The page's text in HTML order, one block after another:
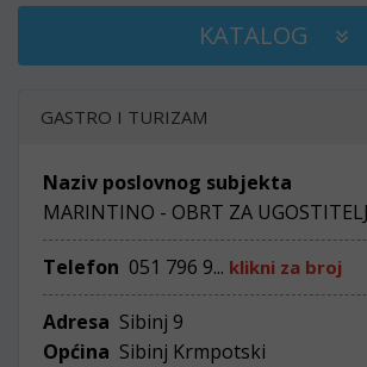
KATALOG
GASTRO I TURIZAM
Naziv poslovnog subjekta
MARINTINO - OBRT ZA
Telefon 051 796 9... klikni za broj
Adresa Sibinj 9
Općina Sibinj Krmpotski